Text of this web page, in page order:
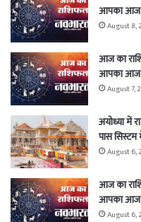
आपका आज
August 8,
आज का
आपका आज
August 7,
अयोध्या में
पास
August 6,
आज का
आपका आज
August 6,